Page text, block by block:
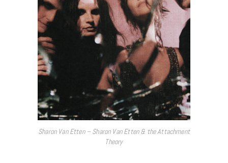
Sharon Van Etten – Sharon Van Etten & the Attachment
Theory